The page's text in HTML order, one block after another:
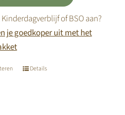
of BSO aan?
je goedkoper uit met het
DitDetails